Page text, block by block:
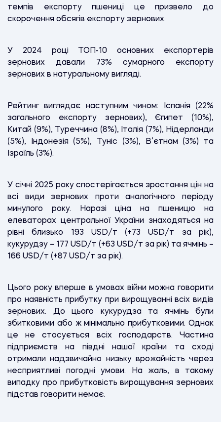
темпів експорту пшениці це призвело до
скорочення обсягів експорту зернових.
У 2024 році ТОП-10 основних експортерів
зернових давали 73% сумарного експорту
зернових в натуральному вигляді.
Рейтинг виглядає наступним чином: Іспанія (22%
загального експорту зернових), Єгипет (10%),
Китай (9%), Туреччина (8%), Італія (7%), Нідерланди
(5%), Індонезія (5%), Туніс (3%), В’єтнам (3%) та
Ізраїль (3%).
У січні 2025 року спостерігається зростання цін на
всі види зернових проти аналогічного періоду
минулого року. Наразі ціна на пшеницю на
елеваторах центральної України знаходяться на
рівні близько 193 USD/т (+73 USD/т за рік),
кукурудзу – 177 USD/т (+63 USD/т за рік) та ячмінь –
166 USD/т (+87 USD/т за рік).
Цього року вперше в умовах війни можна говорити
про наявність прибутку при вирощуванні всіх видів
зернових. До цього кукурудза та ячмінь були
збитковими або ж мінімально прибутковими. Однак
це не стосується всіх господарств. Частина
підприємств на півдні нашої країни та сході
отримали надзвичайно низьку врожайність через
несприятливі погодні умови. На жаль, в такому
випадку про прибутковість вирощування зернових
підстав говорити немає.